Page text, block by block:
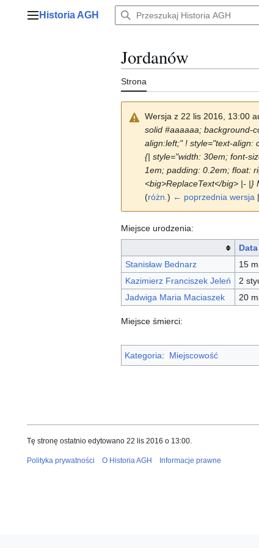
Menu główne
Historia AGH
Jordanów
Strona
Wersja z 22 lis 2016, 13:00
solid #aaaaaa; background-
align:left;" ! style="text-align:
{| style="width: 30em; font-
1em; padding: 0.2em; float:
<big>ReplaceText</big> |- |}
(różn. ) ← poprzednia wersja
Miejsce urodzenia:
Stanisław Bednarz
15
Kazimierz Franciszek Jeleń
2
Jadwiga Maria Maciaszek
20
Miejsce śmierci:
Kategoria: Miejscowość
Tę stronę ostatnio edytowano 22 lis 2016 o 13:00.
Polityka prywatności O Historia AGH Informacje prawne